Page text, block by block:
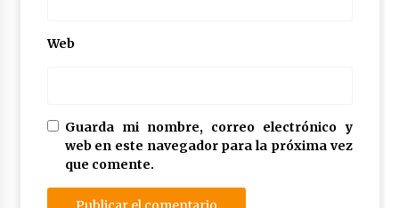
Web
Guarda mi nombre, correo electrónico y
web en este navegador para la próxima vez
que comente.